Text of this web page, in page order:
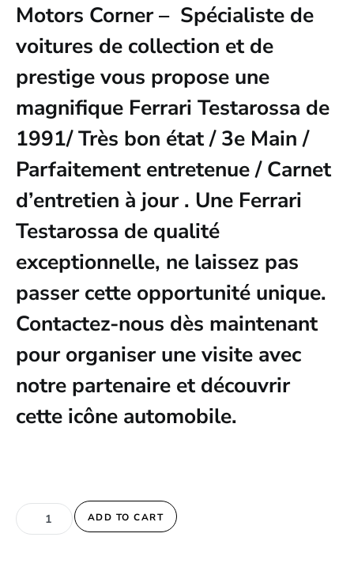
Motors Corner – Spécialiste de
voitures de collection et de
prestige vous propose une
magnifique Ferrari Testarossa de
1991/ Très bon état / 3e Main /
Parfaitement entretenue / Carnet
d’entretien à jour . Une Ferrari
Testarossa de qualité
exceptionnelle, ne laissez pas
passer cette opportunité unique.
Contactez-nous dès maintenant
pour organiser une visite avec
notre partenaire et découvrir
cette icône automobile.
FERRARI TESTAROSSA 1991 quantity
ADD TO CART